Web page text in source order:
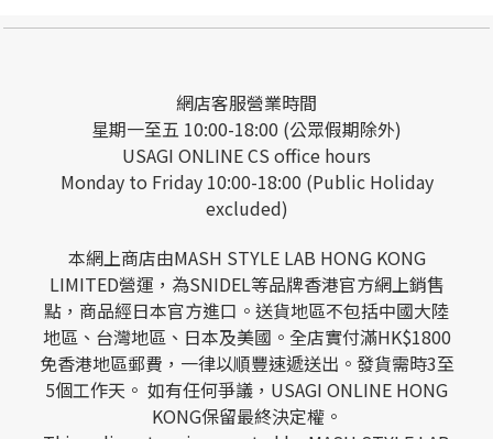
網店客服營業時間
星期一至五 10:00-18:00 (公眾假期除外)
USAGI ONLINE CS office hours
Monday to Friday 10:00-18:00 (Public Holiday
excluded)
本網上商店由MASH STYLE LAB HONG KONG
LIMITED營運，為SNIDEL等品牌香港官方網上銷售
點，商品經日本官方進口。送貨地區不包括中國大陸
地區、台灣地區、日本及美國。全店實付滿HK$1800
免香港地區郵費，一律以順豐速遞送出。發貨需時3至
5個工作天。 如有任何爭議，USAGI ONLINE HONG
KONG保留最終決定權。